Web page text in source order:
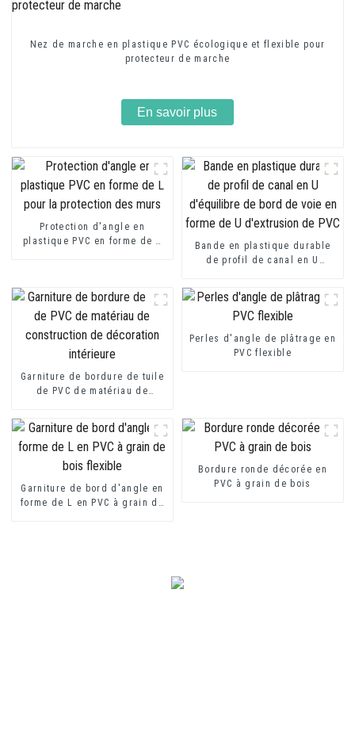
Nez de marche en plastique PVC écologique et flexible pour
protecteur de marche
En savoir plus
Protection d'angle en
plastique PVC en forme de L
Bande en plastique durable
de profil de canal en U
en forme de U d'extrusion de
PVC
Garniture de bordure de tuile
de PVC de matériau de
Perles d'angle de plâtrage en
PVC flexible
Garniture de bord d'angle en
forme de L en PVC à grain de
Bordure ronde décorée en
PVC à grain de bois